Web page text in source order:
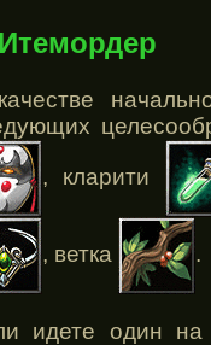
, кларити
, ветка .
идете один